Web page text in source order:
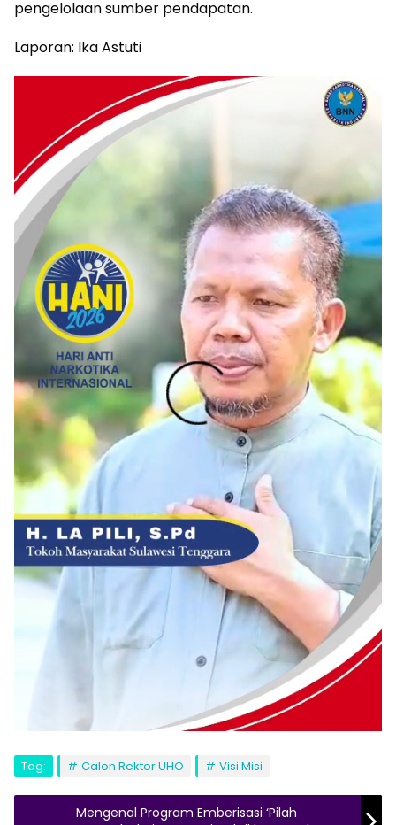
pengelolaan sumber pendapatan.
Laporan: Ika Astuti
Tag: Calon Rektor UHO Visi Misi
Mengenal Program Emberisasi ‘Pilah